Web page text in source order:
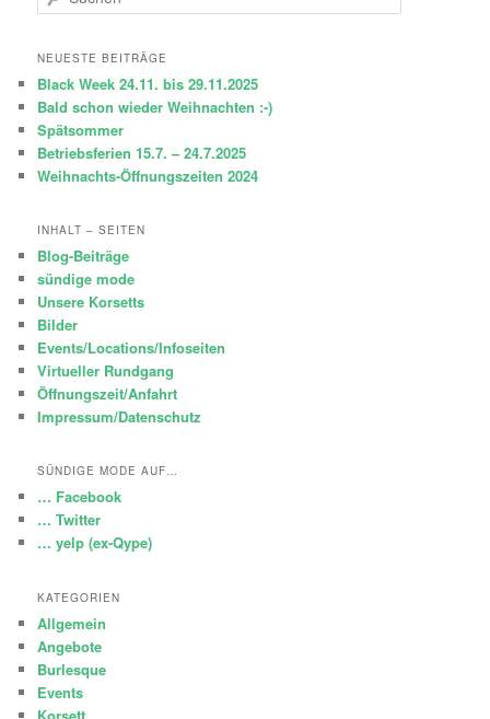
u
h
n
NEUESTE BEITRÄGE
Black Week 24.11. bis 29.11.2025
Bald schon wieder Weihnachten :-)
Spätsommer
Betriebsferien 15.7. – 24.7.2025
Weihnachts-Öffnungszeiten 2024
INHALT – SEITEN
Blog-Beiträge
sündige mode
Unsere Korsetts
Bilder
Events/Locations/Infoseiten
Virtueller Rundgang
Öffnungszeit/Anfahrt
Impressum/Datenschutz
SÜNDIGE MODE AUF…
… Facebook
… Twitter
… yelp (ex-Qype)
KATEGORIEN
Allgemein
Angebote
Burlesque
Events